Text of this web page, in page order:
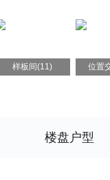
样板间(11) 位置
楼盘户型